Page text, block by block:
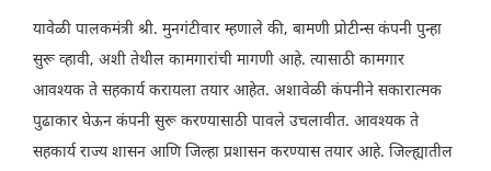
यावेळी पालकमंत्री श्री. मुनगंटीवार म्हणाले की, बामणी प्रोटीन्स कंपनी पुन्हा
सुरू व्हावी, अशी तेथील कामगारांची मागणी आहे. त्यासाठी कामगार
आवश्यक ते सहकार्य करायला तयार आहेत. अशावेळी कंपनीने सकारात्मक
पुढाकार घेऊन कंपनी सुरू करण्यासाठी पावले उचलावीत. आवश्यक ते
सहकार्य राज्य शासन आणि जिल्हा प्रशासन करण्यास तयार आहे. जिल्ह्यातील